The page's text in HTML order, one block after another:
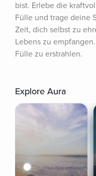
bist. Erlebe die
Fülle und trage deine
Zeit, dich selbst zu
Lebens zu
Fülle zu erstrahlen.
Explore Aura